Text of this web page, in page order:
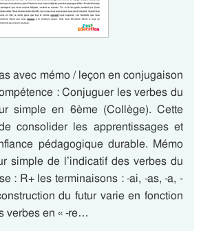
avec mémo / leçon en conjugaison
: Conjuguer les verbes du
simple en 6ème (Collège). Cette
consolider les apprentissages et
pédagogique durable. Mémo
simple de l’indicatif des verbes du
: R+ les terminaisons : -ai, -as, -a, -
du futur varie en fonction
verbes en « -re…